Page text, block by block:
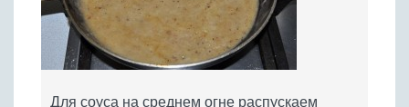
Для соуса на среднем огне распускаем